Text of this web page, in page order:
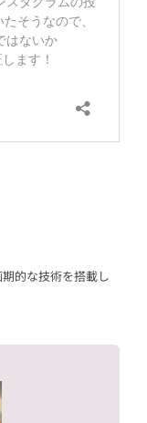
的な技術を搭載し